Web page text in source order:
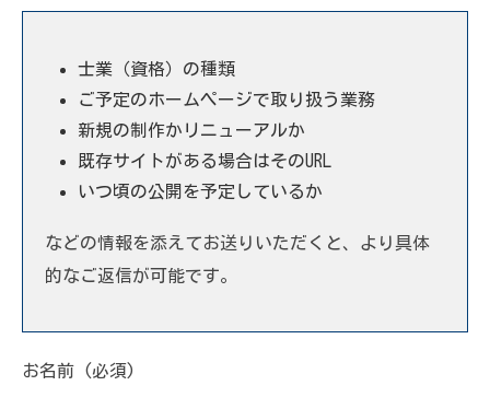
士業（資格）の種類
ご予定のホームページで取り扱う業務
新規の制作かリニューアルか
既存サイトがある場合はそのURL
いつ頃の公開を予定しているか
などの情報を添えてお送りいただくと、より具体
的なご返信が可能です。
お名前 (必須)